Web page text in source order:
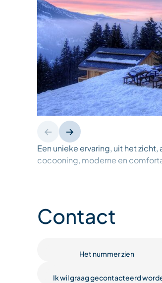
Een unieke ervaring, uit het
cocooning, moderne en
Contact
Het nummer zien
Ik wil graag gecontacteerd